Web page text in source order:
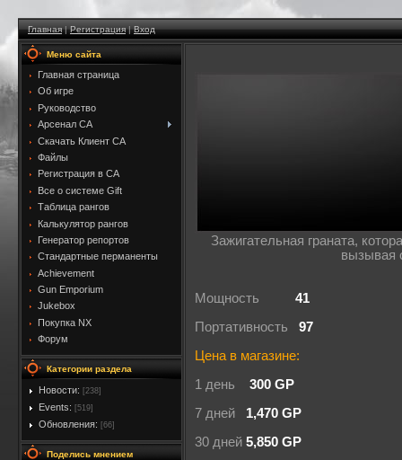
Главная|Регистрация|Вход
Меню сайта
Главная страница
Об игре
Руководство
Арсенал CA
Скачать Клиент CA
Файлы
Регистрация в CA
Все о системе Gift
Таблица рангов
Калькулятор рангов
Генератор репортов
Стандартные перманенты
Achievement
Gun Emporium
Jukebox
Покупка NX
Форум
Категории раздела
Новости: [238]
Events: [519]
Обновления: [66]
Поделись мнением
Зажигательная граната,
вызывая
Мощность 41
Портативность 97
Цена в магазине:
1 день
300 GP
7 дней 1,470 GP
30 дней 5,850 GP